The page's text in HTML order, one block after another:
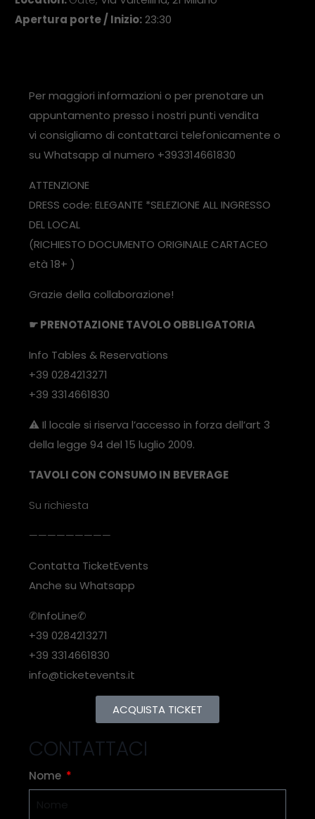
Apertura porte / Inizio:23:30
Per maggiori informazioni o per prenotare un
appuntamento presso i nostri punti vendita
vi consigliamo di contattarci telefonicamente o
su Whatsapp al numero +393314661830
ATTENZIONE
DRESS code: ELEGANTE *SELEZIONE ALL INGRESSO
DEL LOCAL
(RICHIESTO DOCUMENTO ORIGINALE CARTACEO
età 18+ )
Grazie della collaborazione!
☛ PRENOTAZIONE TAVOLO OBBLIGATORIA
Info Tables & Reservations
+39 0284213271
+39 3314661830
⚠️ Il locale si riserva l’accesso in forza dell’art 3
della legge 94 del 15 luglio 2009.
TAVOLI CON CONSUMO IN BEVERAGE
Su richiesta
—————————
Contatta TicketEvents
Anche su Whatsapp
✆InfoLine✆
+39 0284213271
+39 3314661830
info@ticketevents.it
ACQUISTA TICKET
CONTATTACI
Nome